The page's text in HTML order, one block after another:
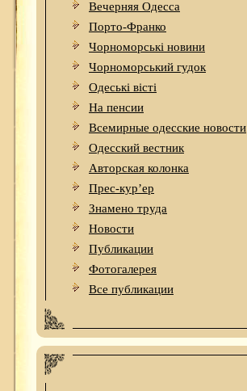
Вечерняя Одесса
Порто-Франко
Чорноморські новини
Чорноморський гудок
Одеськi вiстi
На пенсии
Всемирные одесские новости
Одесский вестник
Авторская колонка
Прес-кур’ер
Знамено труда
Новости
Публикации
Фотогалерея
Все публикации